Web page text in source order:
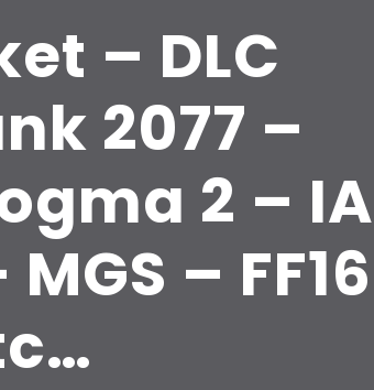
– DLC
2077 –
2 – IA
– FF16